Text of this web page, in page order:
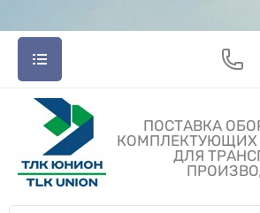
ПОСТАВКА
КОМПЛЕКТУЮЩИХ
ДЛЯ